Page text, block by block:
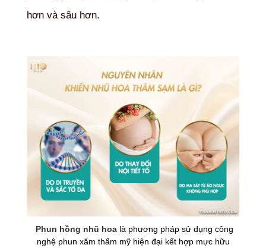
hơn và sâu hơn.
Phun hồng nhũ hoalà phương pháp sử dụng công
nghệ phun xăm thẩm mỹ hiện đại kết hợp mực hữu